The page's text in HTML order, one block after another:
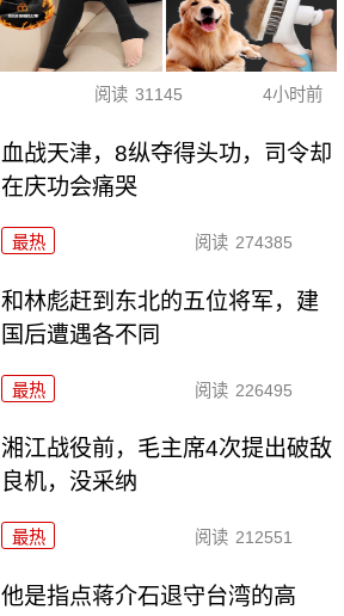
阅读 31145 4小时前
血战天津，8纵夺得头功，司令却
在庆功会痛哭
最热 阅读 274385
和林彪赶到东北的五位将军，建
国后遭遇各不同
最热 阅读 226495
湘江战役前，毛主席4次提出破敌
良机，没采纳
最热 阅读 212551
他是指点蒋介石退守台湾的高